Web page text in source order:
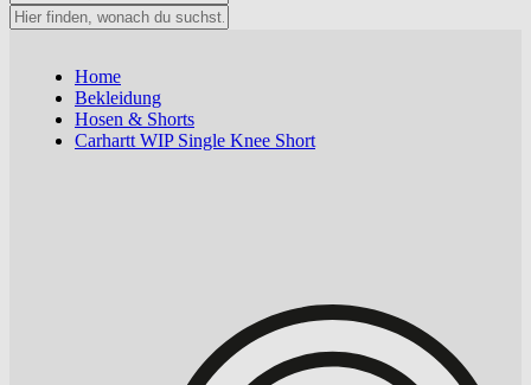
Home
Bekleidung
Hosen & Shorts
Carhartt WIP Single Knee Short